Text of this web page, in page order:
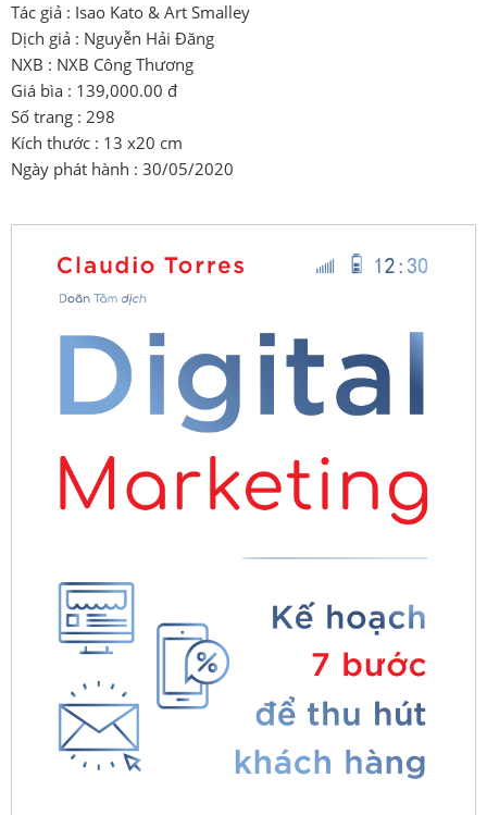
Tác giả : Isao Kato & Art Smalley
Dịch giả : Nguyễn Hải Đăng
NXB : NXB Công Thương
Giá bìa : 139,000.00 đ
Số trang : 298
Kích thước : 13 x20 cm
Ngày phát hành : 30/05/2020